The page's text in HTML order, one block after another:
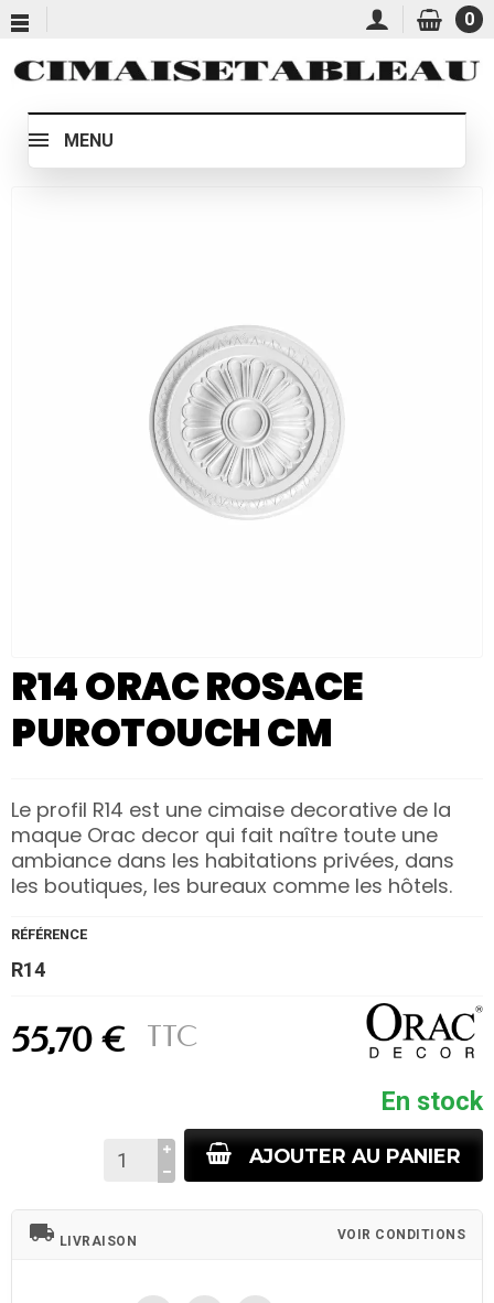
0
MENU
R14 ORAC ROSACE
PUROTOUCH CM
Le profil R14 est une cimaise decorative de la
maque Orac decor qui fait naître toute une
ambiance dans les habitations privées, dans
les boutiques, les bureaux comme les hôtels.
RÉFÉRENCE
R14
55,70 € TTC
En stock
AJOUTER AU PANIER
local_shipping LIVRAISON VOIR CONDITIONS